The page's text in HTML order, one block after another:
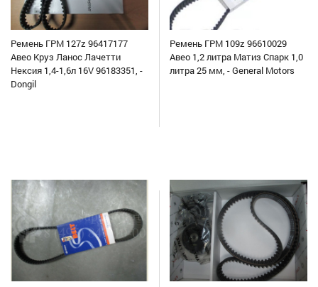
Ремень ГРМ 127z 96417177
Авео Круз Ланос Лачетти
Нексия 1,4-1,6л 16V 96183351, -
Dongil
Ремень ГРМ 109z 96610029
Авео 1,2 литра Матиз Спарк 1,0
литра 25 мм, - General Motors